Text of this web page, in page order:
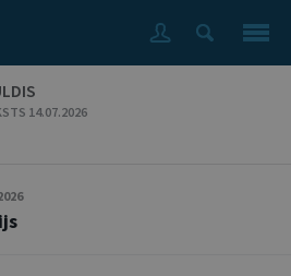
14.07.2026